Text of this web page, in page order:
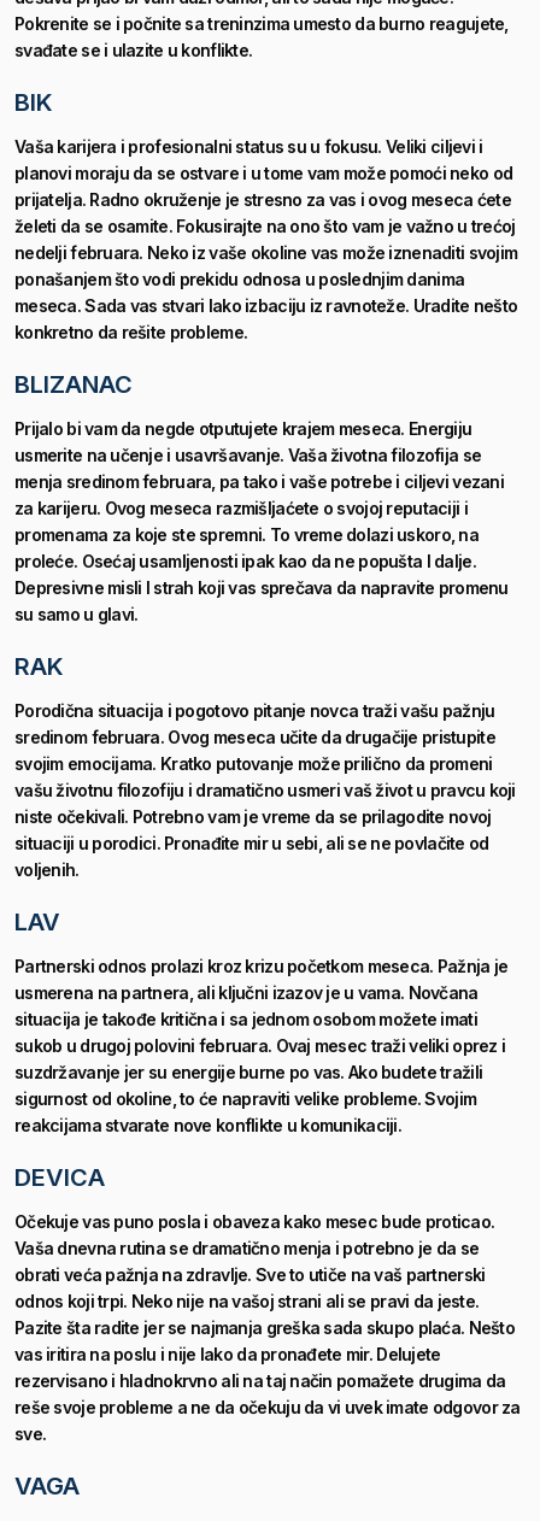
Pokrenite se i počnite sa treninzima umesto da burno reagujete,
svađate se i ulazite u konflikte.
BIK
Vaša karijera i profesionalni status su u fokusu. Veliki ciljevi i
planovi moraju da se ostvare i u tome vam može pomoći neko od
prijatelja. Radno okruženje je stresno za vas i ovog meseca ćete
želeti da se osamite. Fokusirajte na ono što vam je važno u trećoj
nedelji februara. Neko iz vaše okoline vas može iznenaditi svojim
ponašanjem što vodi prekidu odnosa u poslednjim danima
meseca. Sada vas stvari lako izbaciju iz ravnoteže. Uradite nešto
konkretno da rešite probleme.
BLIZANAC
Prijalo bi vam da negde otputujete krajem meseca. Energiju
usmerite na učenje i usavršavanje. Vaša životna filozofija se
menja sredinom februara, pa tako i vaše potrebe i ciljevi vezani
za karijeru. Ovog meseca razmišljaćete o svojoj reputaciji i
promenama za koje ste spremni. To vreme dolazi uskoro, na
proleće. Osećaj usamljenosti ipak kao da ne popušta I dalje.
Depresivne misli I strah koji vas sprečava da napravite promenu
su samo u glavi.
RAK
Porodična situacija i pogotovo pitanje novca traži vašu pažnju
sredinom februara. Ovog meseca učite da drugačije pristupite
svojim emocijama. Kratko putovanje može prilično da promeni
vašu životnu filozofiju i dramatično usmeri vaš život u pravcu koji
niste očekivali. Potrebno vam je vreme da se prilagodite novoj
situaciji u porodici. Pronađite mir u sebi, ali se ne povlačite od
voljenih.
LAV
Partnerski odnos prolazi kroz krizu početkom meseca. Pažnja je
usmerena na partnera, ali ključni izazov je u vama. Novčana
situacija je takođe kritična i sa jednom osobom možete imati
sukob u drugoj polovini februara. Ovaj mesec traži veliki oprez i
suzdržavanje jer su energije burne po vas. Ako budete tražili
sigurnost od okoline, to će napraviti velike probleme. Svojim
reakcijama stvarate nove konflikte u komunikaciji.
DEVICA
Očekuje vas puno posla i obaveza kako mesec bude proticao.
Vaša dnevna rutina se dramatično menja i potrebno je da se
obrati veća pažnja na zdravlje. Sve to utiče na vaš partnerski
odnos koji trpi. Neko nije na vašoj strani ali se pravi da jeste.
Pazite šta radite jer se najmanja greška sada skupo plaća. Nešto
vas iritira na poslu i nije lako da pronađete mir. Delujete
rezervisano i hladnokrvno ali na taj način pomažete drugima da
reše svoje probleme a ne da očekuju da vi uvek imate odgovor za
sve.
VAGA